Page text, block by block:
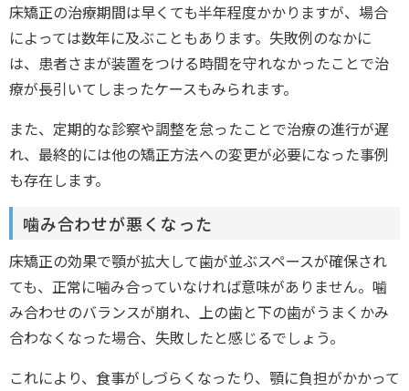
床矯正の治療期間は早くても半年程度かかりますが、場合
によっては数年に及ぶこともあります。失敗例のなかに
は、患者さまが装置をつける時間を守れなかったことで治
療が長引いてしまったケースもみられます。
また、定期的な診察や調整を怠ったことで治療の進行が遅
れ、最終的には他の矯正方法への変更が必要になった事例
も存在します。
噛み合わせが悪くなった
床矯正の効果で顎が拡大して歯が並ぶスペースが確保され
ても、正常に噛み合っていなければ意味がありません。噛
み合わせのバランスが崩れ、上の歯と下の歯がうまくかみ
合わなくなった場合、失敗したと感じるでしょう。
これにより、食事がしづらくなったり、顎に負担がかかって